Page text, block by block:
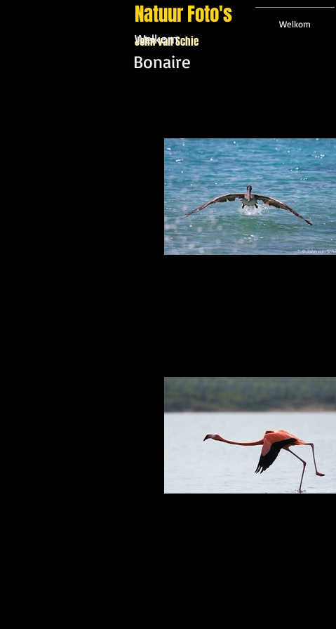
Natuur Foto's Welkom
John van Schie
Welkom
Bonaire